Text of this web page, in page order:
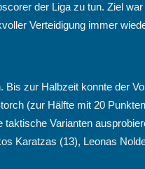
der Liga zu tun. Ziel
Verteidigung immer
Bis zur Halbzeit konnte der
(zur Hälfte mit 20
taktische Varianten
Karatzas (13), Leonas